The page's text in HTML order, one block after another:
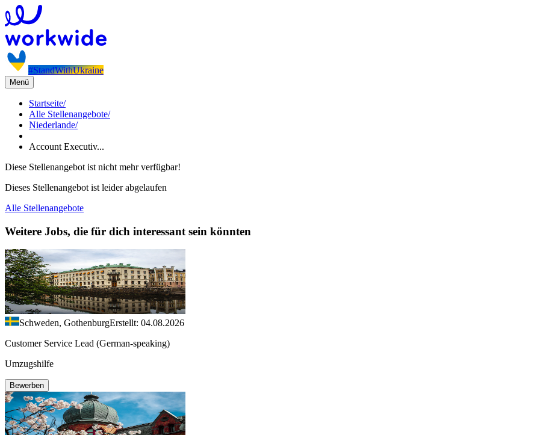
#StandWithUkraine
Menü
Startseite/
Alle Stellenangebote/
Niederlande/
Account Executiv...
Diese Stellenangebot ist nicht mehr verfügbar!
Dieses Stellenangebot ist leider abgelaufen
Alle Stellenangebote
Weitere Jobs, die für dich interessant sein könnten
Schweden, GothenburgErstellt: 04.08.2026
Customer Service Lead (German-speaking)
Umzugshilfe
Bewerben